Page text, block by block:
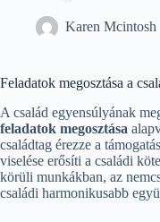
Karen Mcintosh
Feladatok megosztása a
A család egyensúlyának
feladatok megosztása
családtag érezze a
viselése erősíti a családi
körüli munkákban, az
családi harmonikusabb